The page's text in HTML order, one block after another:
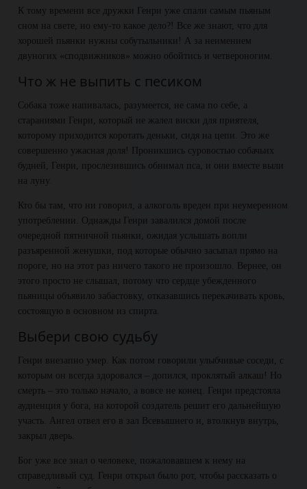
К тому времени все дружки Генри уже спали самым пьяным
сном на свете, но ему-то какое дело?! Все же знают, что для
хорошей пьянки нужны собутыльники! А за неимением
двуногих «сподвижников» можно обойтись и четвероногим.
Что ж не выпить с песиком
Собака тоже напивалась, разумеется, не сама по себе, а
стараниями Генри, который не жалел виски для приятеля,
которому приходится коротать деньки, сидя на цепи. Это же
совершенно ужасная доля! Проникшись суровостью собачьих
будней, Генри, прослезившись обнимал пса, и они вместе выли
на луну.
Кто бы там, что ни говорил, а алкоголь вреден при неумеренном
употреблении. Однажды Генри завалился домой после
очередной пятничной пьянки, ожидая услышать вопли
разъяренной женушки, под которые обычно засыпал прямо на
пороге, но на этот раз ничего такого не произошло. Вернее, он
этого просто не слышал, потому что сердце убежденного
пьяницы объявило забастовку, отказавшись перекачивать кровь,
состоящую в основном из спирта.
Выбери свою судьбу
Генри внезапно умер. Как потом говорили улыбчивые соседи, с
которым он всегда здоровался – допился, проклятый алкаш! Но
смерть – это только начало, а вовсе не конец. Генри предстояла
аудиенция у бога, на которой создатель решит его дальнейшую
участь. Ангел отвел его в зал Всевышнего и, втолкнув внутрь,
закрыл дверь.
Бог уже все знал о человеке, пожаловавшем к нему на
справедливый суд. Генри открыл было рот, чтобы рассказать о